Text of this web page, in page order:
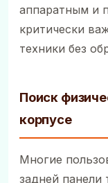
аппаратным и
критически
техники без
Поиск
корпусе
Многие
задней панели